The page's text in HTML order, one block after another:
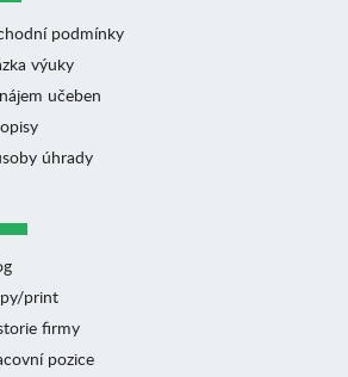
podmínky
výuky
učeben
úhrady
print
firmy
pozice